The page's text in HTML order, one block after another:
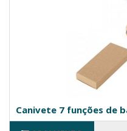
Canivete 7 funções de